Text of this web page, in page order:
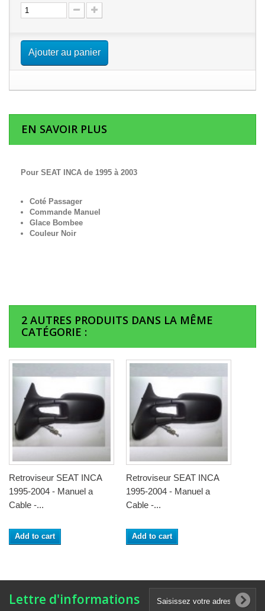
Ajouter au panier
EN SAVOIR PLUS
Pour SEAT INCA de 1995 à 2003
Coté Passager
Commande Manuel
Glace Bombee
Couleur Noir
2 AUTRES PRODUITS DANS LA MÊME
CATÉGORIE :
Retroviseur SEAT INCA
1995-2004 - Manuel a
Cable -...
Add to cart
Retroviseur SEAT INCA
1995-2004 - Manuel a
Cable -...
Add to cart
Lettre d'informations